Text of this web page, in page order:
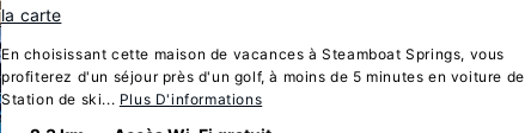
la carte
En choisissant cette maison de vacances à Steamboat Springs, vous
profiterez d'un séjour près d'un golf, à moins de 5 minutes en voiture de
Station de ski... Plus D'informations